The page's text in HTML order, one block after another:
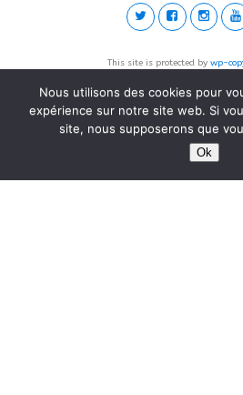
This site is protected by wp-
Nous utilisons des cookies pour
expérience sur notre site web. Si
site, nous supposerons que
Ok